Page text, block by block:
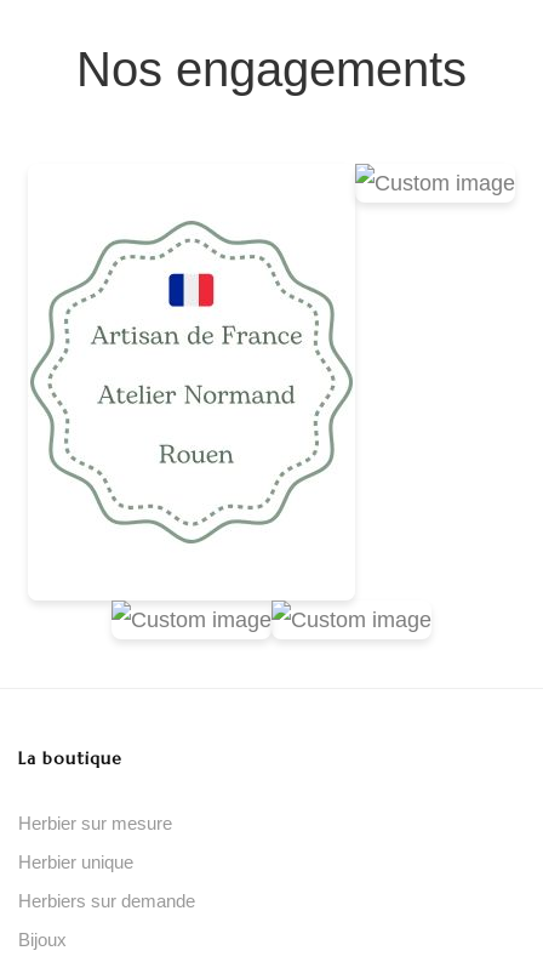
Nos engagements
La boutique
Herbier sur mesure
Herbier unique
Herbiers sur demande
Bijoux